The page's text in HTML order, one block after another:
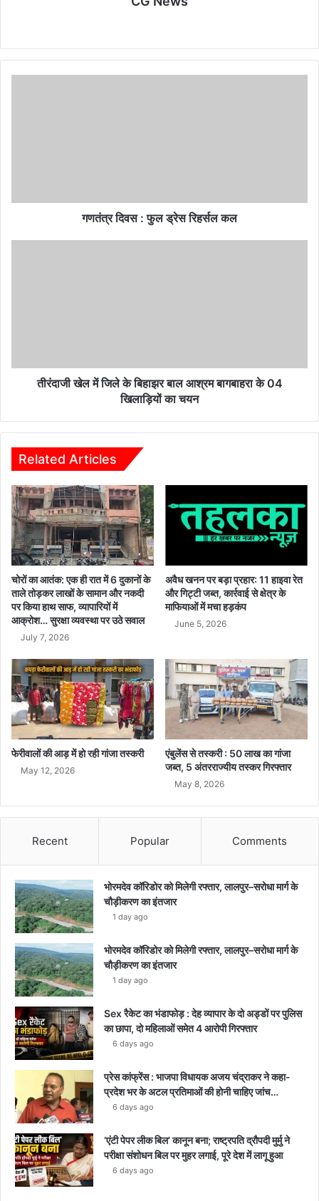
गणतंत्र दिवस : फुल ड्रेस रिहर्सल कल
बागबाहरा
तीरंदाजी खेल में जिले के बिहाझर बाल आश्रम बागबाहरा के 04
खिलाड़ियों का चयन
Related Articles
चोरों का आतंक: एक ही रात में 6 दुकानों के
ताले तोड़कर लाखों के सामान और नकदी
पर किया हाथ साफ, व्यापारियों में
आक्रोश… सुरक्षा व्यवस्था पर उठे सवाल
July 7, 2026
अवैध खनन पर बड़ा प्रहार: 11 हाइवा रेत
और गिट्टी जब्त, कार्रवाई से क्षेत्र के
माफियाओं में मचा हड़कंप
June 5, 2026
फेरीवालों की आड़ में हो रही गांजा तस्करी
May 12, 2026
एंबुलेंस से तस्करी : 50 लाख का गांजा
जब्त, 5 अंतरराज्यीय तस्कर गिरफ्तार
May 8, 2026
Recent Popular Comments
भोरमदेव कॉरिडोर को मिलेगी रफ्तार, लालपुर–सरोधा मार्ग के
चौड़ीकरण का इंतजार
1 day ago
भोरमदेव कॉरिडोर को मिलेगी रफ्तार, लालपुर–सरोधा मार्ग के
चौड़ीकरण का इंतजार
1 day ago
Sex रैकेट का भंडाफोड़ : देह व्यापार के दो अड्डों पर पुलिस
का छापा, दो महिलाओं समेत 4 आरोपी गिरफ्तार
6 days ago
प्रेस कांफ्रेंस : भाजपा विधायक अजय चंद्राकर ने कहा-
प्रदेश भर के अटल प्रतिमाओं की होनी चाहिए जांच…
6 days ago
‘एंटी पेपर लीक बिल’ कानून बना; राष्ट्रपति द्रौपदी मुर्मु ने
परीक्षा संशोधन बिल पर मुहर लगाई, पूरे देश में लागू हुआ
6 days ago